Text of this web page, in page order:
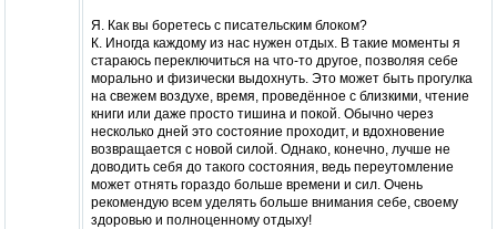
Я. Как вы боретесь с писательским блоком?
К. Иногда каждому из нас нужен отдых. В такие моменты я
стараюсь переключиться на что-то другое, позволяя себе
морально и физически выдохнуть. Это может быть прогулка
на свежем воздухе, время, проведённое с близкими, чтение
книги или даже просто тишина и покой. Обычно через
несколько дней это состояние проходит, и вдохновение
возвращается с новой силой. Однако, конечно, лучше не
доводить себя до такого состояния, ведь переутомление
может отнять гораздо больше времени и сил. Очень
рекомендую всем уделять больше внимания себе, своему
здоровью и полноценному отдыху!